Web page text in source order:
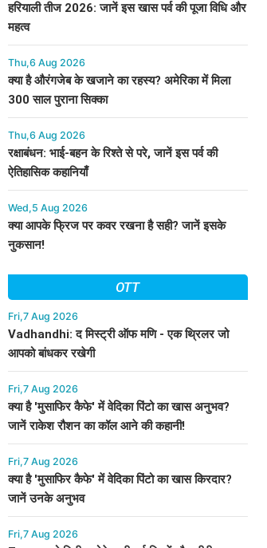
हरियाली तीज 2026: जानें इस खास पर्व की पूजा विधि और
महत्व
Thu,6 Aug 2026
क्या है औरंगजेब के खजाने का रहस्य? अमेरिका में मिला
300 साल पुराना सिक्का
Thu,6 Aug 2026
रक्षाबंधन: भाई-बहन के रिश्ते से परे, जानें इस पर्व की
ऐतिहासिक कहानियाँ
Wed,5 Aug 2026
क्या आपके फ्रिज पर कवर रखना है सही? जानें इसके
नुकसान!
OTT
Fri,7 Aug 2026
Vadhandhi: द मिस्ट्री ऑफ मणि - एक थ्रिलर जो
आपको बांधकर रखेगी
Fri,7 Aug 2026
क्या है 'मुसाफिर कैफे' में वेदिका पिंटो का खास अनुभव?
जानें राकेश रौशन का कॉल आने की कहानी!
Fri,7 Aug 2026
क्या है 'मुसाफिर कैफे' में वेदिका पिंटो का खास किरदार?
जानें उनके अनुभव
Fri,7 Aug 2026